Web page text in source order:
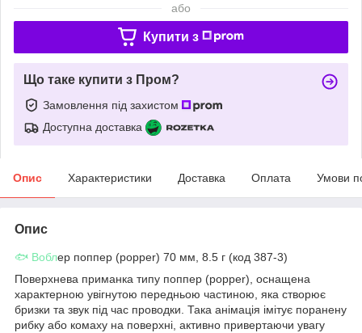
або
Купити з
Що таке купити з Пром?
Замовлення під захистом
Доступна доставка
Опис Характеристики Доставка Оплата Умови
Опис
🐟 Воблер поппер (popper) 70 мм, 8.5 г (код 387-3)
Поверхнева приманка типу поппер (popper), оснащена
характерною увігнутою передньою частиною, яка створює
бризки та звук під час проводки. Така анімація імітує поранену
рибку або комаху на поверхні, активно привертаючи увагу